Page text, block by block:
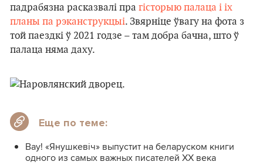
падрабязна расказвалі пра гісторыю палаца і іх
планы па рэканструкцыі. Звярніце ўвагу на фота з
той паездкі ў 2021 годзе – там добра бачна, што ў
палаца няма даху.
Еще по теме:
Вау! «Янушкевіч» выпустит на беларуском книги
одного из самых важных писателей XX века